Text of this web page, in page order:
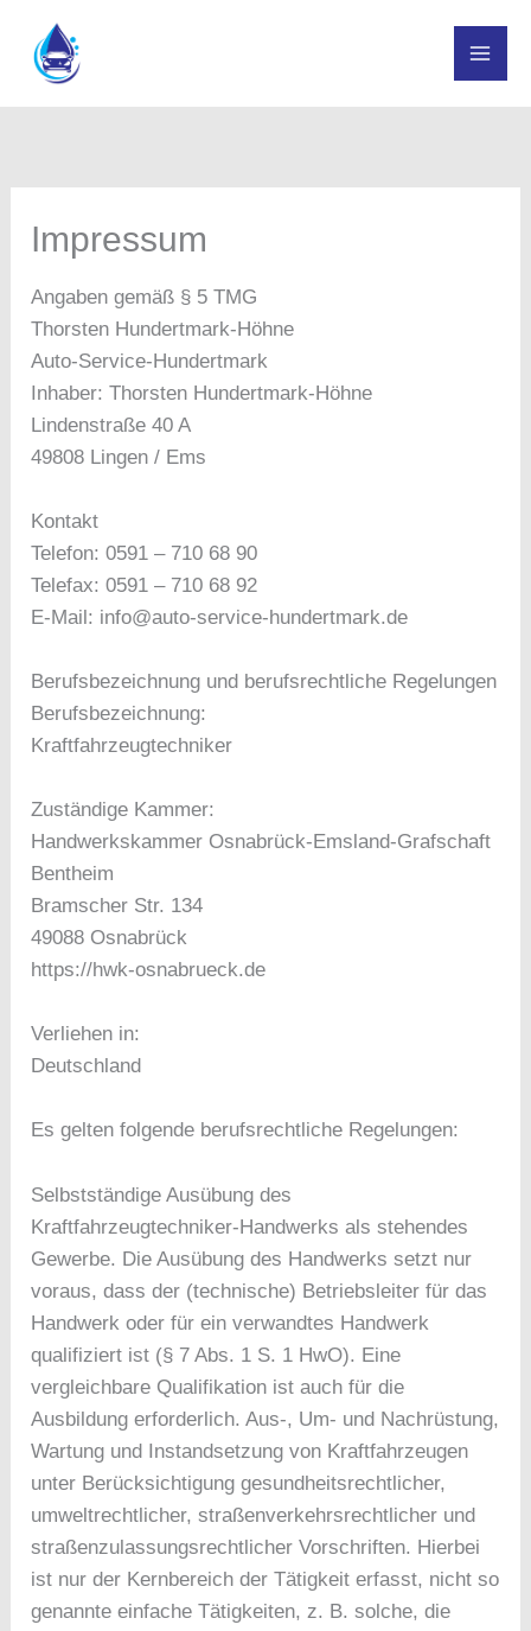
Inhalt
springen
Impressum
Angaben gemäß § 5 TMG
Thorsten Hundertmark-Höhne
Auto-Service-Hundertmark
Inhaber: Thorsten Hundertmark-Höhne
Lindenstraße 40 A
49808 Lingen / Ems
Kontakt
Telefon: 0591 – 710 68 90
Telefax: 0591 – 710 68 92
E-Mail: info@auto-service-hundertmark.de
Berufsbezeichnung und berufsrechtliche Regelungen
Berufsbezeichnung:
Kraftfahrzeugtechniker
Zuständige Kammer:
Handwerkskammer Osnabrück-Emsland-Grafschaft
Bentheim
Bramscher Str. 134
49088 Osnabrück
https://hwk-osnabrueck.de
Verliehen in:
Deutschland
Es gelten folgende berufsrechtliche Regelungen:
Selbstständige Ausübung des
Kraftfahrzeugtechniker-Handwerks als stehendes
Gewerbe. Die Ausübung des Handwerks setzt nur
voraus, dass der (technische) Betriebsleiter für das
Handwerk oder für ein verwandtes Handwerk
qualifiziert ist (§ 7 Abs. 1 S. 1 HwO). Eine
vergleichbare Qualifikation ist auch für die
Ausbildung erforderlich. Aus-, Um- und Nachrüstung,
Wartung und Instandsetzung von Kraftfahrzeugen
unter Berücksichtigung gesundheitsrechtlicher,
umweltrechtlicher, straßenverkehrsrechtlicher und
straßenzulassungsrechtlicher Vorschriften. Hierbei
ist nur der Kernbereich der Tätigkeit erfasst, nicht so
genannte einfache Tätigkeiten, z. B. solche, die